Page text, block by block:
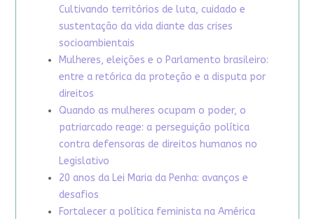
Cultivando territórios de luta, cuidado e
sustentação da vida diante das crises
socioambientais
Mulheres, eleições e o Parlamento brasileiro:
entre a retórica da proteção e a disputa por
direitos
Quando as mulheres ocupam o poder, o
patriarcado reage: a perseguição política
contra defensoras de direitos humanos no
Legislativo
20 anos da Lei Maria da Penha: avanços e
desafios
Fortalecer a política feminista na América